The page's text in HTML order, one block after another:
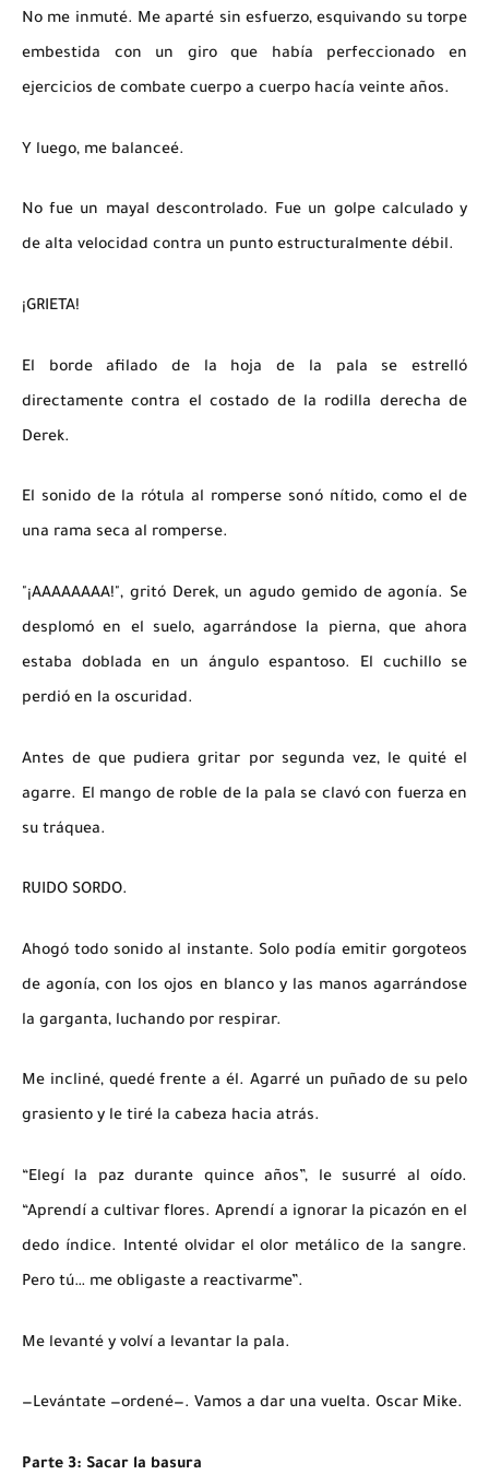
No me inmuté. Me aparté sin esfuerzo, esquivando su torpe
embestida con un giro que había perfeccionado en
ejercicios de combate cuerpo a cuerpo hacía veinte años.
Y luego, me balanceé.
No fue un mayal descontrolado. Fue un golpe calculado y
de alta velocidad contra un punto estructuralmente débil.
¡GRIETA!
El borde afilado de la hoja de la pala se estrelló
directamente contra el costado de la rodilla derecha de
Derek.
El sonido de la rótula al romperse sonó nítido, como el de
una rama seca al romperse.
"¡AAAAAAAA!", gritó Derek, un agudo gemido de agonía. Se
desplomó en el suelo, agarrándose la pierna, que ahora
estaba doblada en un ángulo espantoso. El cuchillo se
perdió en la oscuridad.
Antes de que pudiera gritar por segunda vez, le quité el
agarre. El mango de roble de la pala se clavó con fuerza en
su tráquea.
RUIDO SORDO.
Ahogó todo sonido al instante. Solo podía emitir gorgoteos
de agonía, con los ojos en blanco y las manos agarrándose
la garganta, luchando por respirar.
Me incliné, quedé frente a él. Agarré un puñado de su pelo
grasiento y le tiré la cabeza hacia atrás.
“Elegí la paz durante quince años”, le susurré al oído.
“Aprendí a cultivar flores. Aprendí a ignorar la picazón en el
dedo índice. Intenté olvidar el olor metálico de la sangre.
Pero tú… me obligaste a reactivarme”.
Me levanté y volví a levantar la pala.
—Levántate —ordené—. Vamos a dar una vuelta. Oscar Mike.
Parte 3: Sacar la basura